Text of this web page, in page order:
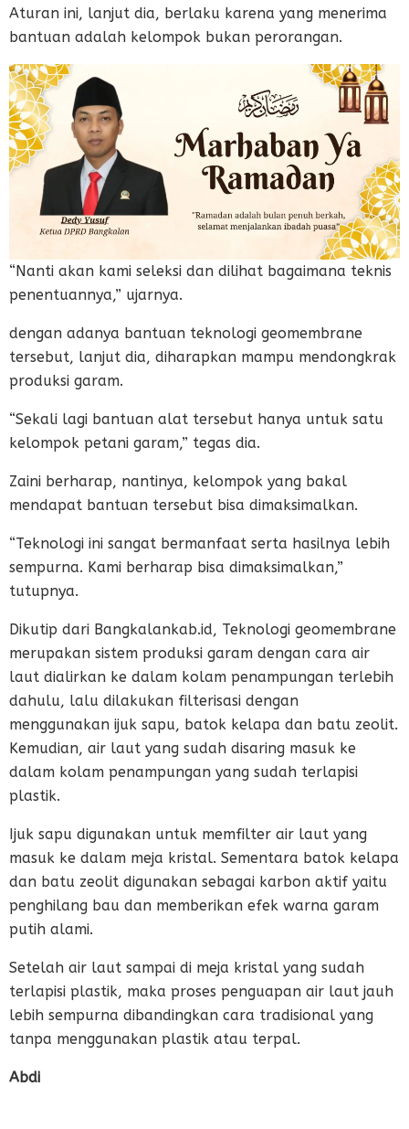
Aturan ini, lanjut dia, berlaku karena yang menerima
bantuan adalah kelompok bukan perorangan.
“Nanti akan kami seleksi dan dilihat bagaimana teknis
penentuannya,” ujarnya.
dengan adanya bantuan teknologi geomembrane
tersebut, lanjut dia, diharapkan mampu mendongkrak
produksi garam.
“Sekali lagi bantuan alat tersebut hanya untuk satu
kelompok petani garam,” tegas dia.
Zaini berharap, nantinya, kelompok yang bakal
mendapat bantuan tersebut bisa dimaksimalkan.
“Teknologi ini sangat bermanfaat serta hasilnya lebih
sempurna. Kami berharap bisa dimaksimalkan,”
tutupnya.
Dikutip dari Bangkalankab.id, Teknologi geomembrane
merupakan sistem produksi garam dengan cara air
laut dialirkan ke dalam kolam penampungan terlebih
dahulu, lalu dilakukan filterisasi dengan
menggunakan ijuk sapu, batok kelapa dan batu zeolit.
Kemudian, air laut yang sudah disaring masuk ke
dalam kolam penampungan yang sudah terlapisi
plastik.
Ijuk sapu digunakan untuk memfilter air laut yang
masuk ke dalam meja kristal. Sementara batok kelapa
dan batu zeolit digunakan sebagai karbon aktif yaitu
penghilang bau dan memberikan efek warna garam
putih alami.
Setelah air laut sampai di meja kristal yang sudah
terlapisi plastik, maka proses penguapan air laut jauh
lebih sempurna dibandingkan cara tradisional yang
tanpa menggunakan plastik atau terpal.
Abdi